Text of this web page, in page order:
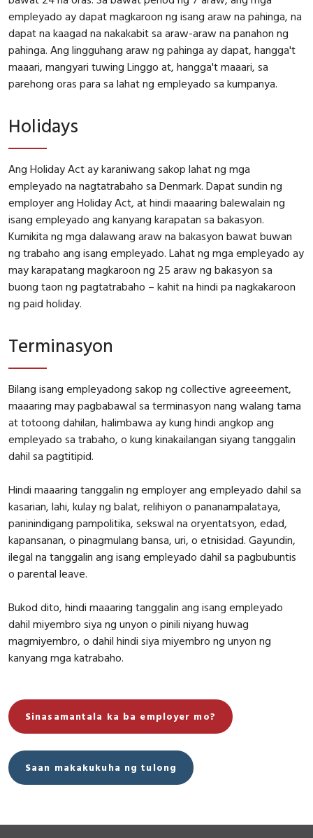
empleyado ay dapat magkaroon ng isang araw na pahinga, na
dapat na kaagad na nakakabit sa araw-araw na panahon ng
pahinga. Ang lingguhang araw ng pahinga ay dapat, hangga't
maaari, mangyari tuwing Linggo at, hangga't maaari, sa
parehong oras para sa lahat ng empleyado sa kumpanya.
Holidays
Ang Holiday Act ay karaniwang sakop lahat ng mga
empleyado na nagtatrabaho sa Denmark. Dapat sundin ng
employer ang Holiday Act, at hindi maaaring balewalain ng
isang empleyado ang kanyang karapatan sa bakasyon.
Kumikita ng mga dalawang araw na bakasyon bawat buwan
ng trabaho ang isang empleyado. Lahat ng mga empleyado ay
may karapatang magkaroon ng 25 araw ng bakasyon sa
buong taon ng pagtatrabaho – kahit na hindi pa nagkakaroon
ng paid holiday.
Terminasyon
Bilang isang empleyadong sakop ng collective agreeement,
maaaring may pagbabawal sa terminasyon nang walang tama
at totoong dahilan, halimbawa ay kung hindi angkop ang
empleyado sa trabaho, o kung kinakailangan siyang tanggalin
dahil sa pagtitipid.
Hindi maaaring tanggalin ng employer ang empleyado dahil sa
kasarian, lahi, kulay ng balat, relihiyon o pananampalataya,
paninindigang pampolitika, sekswal na oryentatsyon, edad,
kapansanan, o pinagmulang bansa, uri, o etnisidad. Gayundin,
ilegal na tanggalin ang isang empleyado dahil sa pagbubuntis
o parental leave.
Bukod dito, hindi maaaring tanggalin ang isang empleyado
dahil miyembro siya ng unyon o pinili niyang huwag
magmiyembro, o dahil hindi siya miyembro ng unyon ng
kanyang mga katrabaho.
Sinasamantala ka ba employer mo?
Saan makakukuha ng tulong